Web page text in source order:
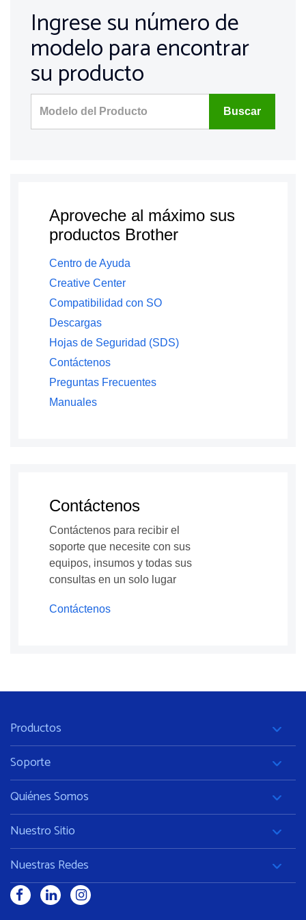
Ingrese su número de
modelo para encontrar
su producto
Buscar
Aproveche al máximo sus
productos Brother
Centro de Ayuda
Creative Center
Compatibilidad con SO
Descargas
Hojas de Seguridad (SDS)
Contáctenos
Preguntas Frecuentes
Manuales
Contáctenos
Contáctenos para recibir el
soporte que necesite con sus
equipos, insumos y todas sus
consultas en un solo lugar
Contáctenos
Productos
Soporte
Quiénes Somos
Nuestro Sitio
Nuestras Redes